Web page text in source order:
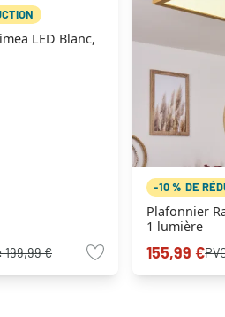
LED Blanc,
199,99 €
-10 % DE
Plafonnier
1 lumière
155,99 €